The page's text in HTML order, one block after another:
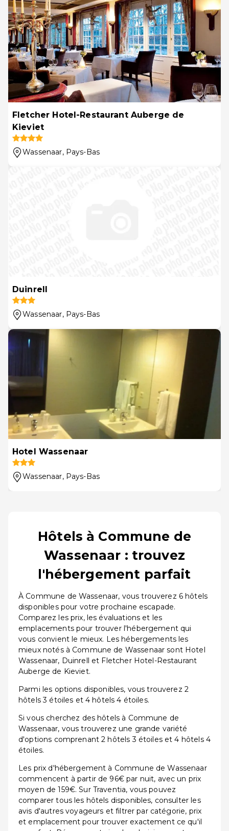
Fletcher Hotel-Restaurant Auberge de
Kieviet
Wassenaar, Pays-Bas
Duinrell
Wassenaar, Pays-Bas
Hotel Wassenaar
Wassenaar, Pays-Bas
Hôtels à Commune de
Wassenaar : trouvez
l'hébergement parfait
À Commune de Wassenaar, vous trouverez 6 hôtels
disponibles pour votre prochaine escapade.
Comparez les prix, les évaluations et les
emplacements pour trouver l'hébergement qui
vous convient le mieux. Les hébergements les
mieux notés à Commune de Wassenaar sont Hotel
Wassenaar, Duinrell et Fletcher Hotel-Restaurant
Auberge de Kieviet.
Parmi les options disponibles, vous trouverez 2
hôtels 3 étoiles et 4 hôtels 4 étoiles.
Si vous cherchez des hôtels à Commune de
Wassenaar, vous trouverez une grande variété
d'options comprenant 2 hôtels 3 étoiles et 4 hôtels 4
étoiles.
Les prix d'hébergement à Commune de Wassenaar
commencent à partir de 96€ par nuit, avec un prix
moyen de 159€. Sur Traventia, vous pouvez
comparer tous les hôtels disponibles, consulter les
avis d'autres voyageurs et filtrer par catégorie, prix
et emplacement pour trouver exactement ce qu'il